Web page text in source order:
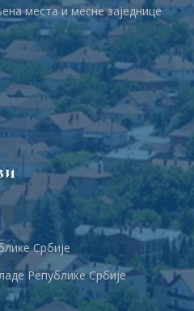
места и месне заједнице
Србије
Републике Србије